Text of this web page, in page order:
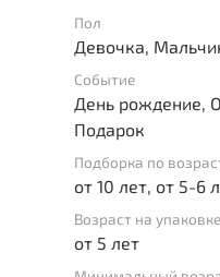
Пол
Девочка,
Событие
День рождение,
Подарок
Подборка по
от 10 лет, от 5-6
Возраст на упаковке
от 5 лет